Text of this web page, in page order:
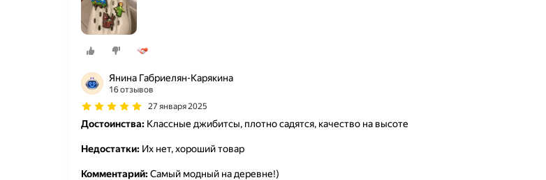
Янина Габриелян-Карякина
16 отзывов
27 января 2025
Достоинства: Классные джибитсы, плотно садятся, качество на высоте
Недостатки: Их нет, хороший товар
Комментарий:Самый модный на деревне!)